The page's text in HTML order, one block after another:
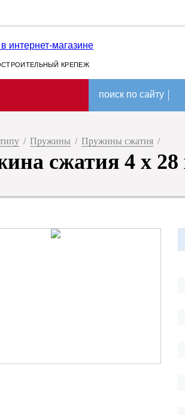
КРЕПЕЖ
поиск по сайту
/ Пружины / Пружины сжатия /
сжатия 4 x 28